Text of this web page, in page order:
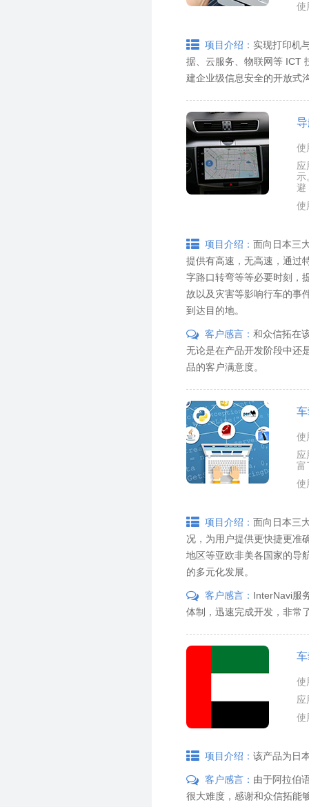
使
项目介绍： 实现打印机
据、云服务、物联网等 ICT
建企业级信息安全的开放式
使
应
示
避
使
项目介绍： 面向日本三
提供有高速，无高速，通过
字路口转弯等等必要时刻，
故以及灾害等影响行车的事
到达目的地。
客户感言： 和众信拓在
无论是在产品开发阶段中还
品的客户满意度。
使
应
富
使
项目介绍： 面向日本三
况，为用户提供更快捷更准
地区等亚欧非美各国家的导
的多元化发展。
客户感言： InterNavi服
体制，迅速完成开发，非常
使
应
使
项目介绍： 该产品为日
客户感言： 由于阿拉伯
很大难度，感谢和众信拓能